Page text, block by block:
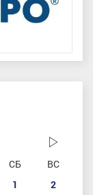
СБ
ВС
1
2